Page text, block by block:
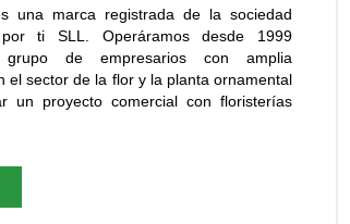
una marca registrada de la sociedad
por ti SLL. Operáramos desde 1999
de empresarios con amplia
el sector de la flor y la planta ornamental
un proyecto comercial con floristerías